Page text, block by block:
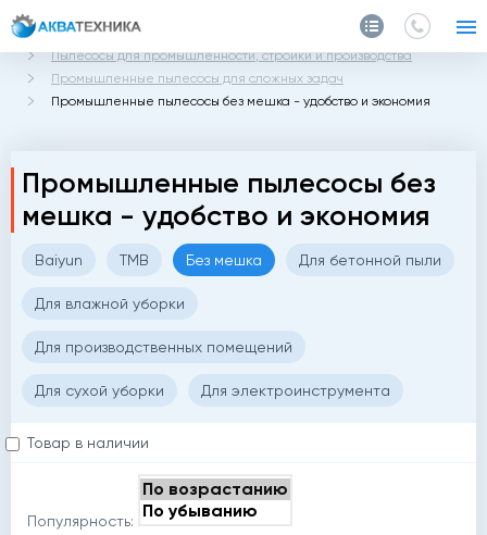
Главная
Каталог
Пылесосы для промышленности, стройки и производства
Промышленные пылесосы для сложных задач
Промышленные пылесосы без мешка - удобство и экономия
Промышленные пылесосы без
мешка - удобство и экономия
Baiyun TMB Без мешка Для бетонной пыли
Для влажной уборки
Для производственных помещений
Для сухой уборки Для электроинструмента
Товар в наличии
Популярность: